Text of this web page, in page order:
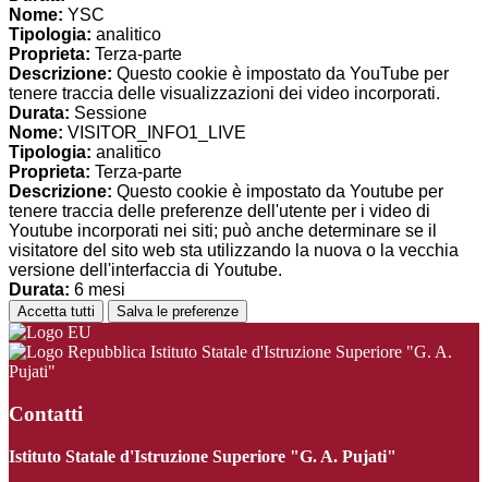
Nome: YSC
Tipologia: analitico
Proprieta: Terza-parte
Descrizione: Questo cookie è impostato da YouTube per
tenere traccia delle visualizzazioni dei video incorporati.
Durata: Sessione
Nome: VISITOR_INFO1_LIVE
Tipologia: analitico
Proprieta: Terza-parte
Descrizione: Questo cookie è impostato da Youtube per
tenere traccia delle preferenze dell'utente per i video di
Youtube incorporati nei siti; può anche determinare se il
visitatore del sito web sta utilizzando la nuova o la vecchia
versione dell'interfaccia di Youtube.
Durata: 6 mesi
Accetta tutti Salva le preferenze
Istituto Statale d'Istruzione Superiore "G. A.
Pujati"
Contatti
Istituto Statale d'Istruzione Superiore "G. A. Pujati"